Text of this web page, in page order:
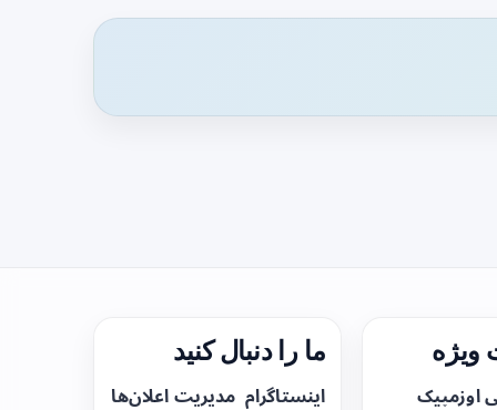
ویژه
اوزمپیک
ما را دنبال کنید
اینستاگرام مدیریت اعلان‌ها